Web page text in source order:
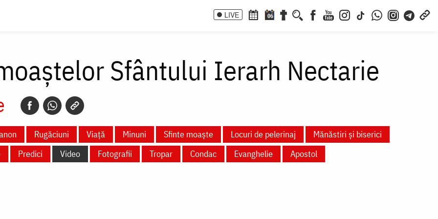
LIVE 06
Sfântului Ierarh Nectarie
Rugăciuni Viață Minuni Sfinte moaște Locuri de pelerinaj
Mănăstiri și biserici
Predici Video Fotografii Tropar Condac Evanghelie Apostol